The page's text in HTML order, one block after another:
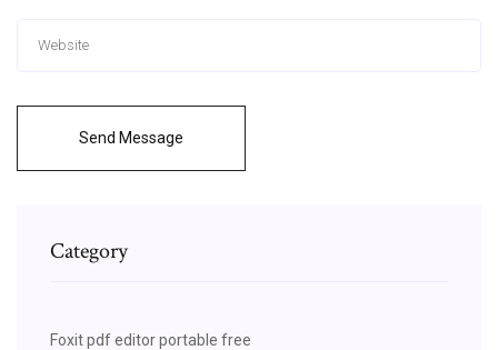
Send Message
Category
Foxit pdf editor portable free